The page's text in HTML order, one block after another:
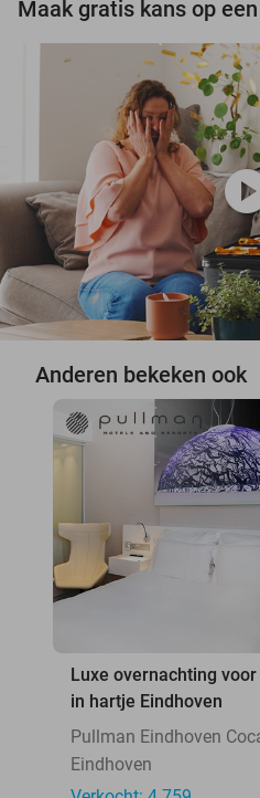
Anderen bekeken ook
Luxe overnachting
in hartje Eindhoven
Pullman Eindhoven
Eindhoven